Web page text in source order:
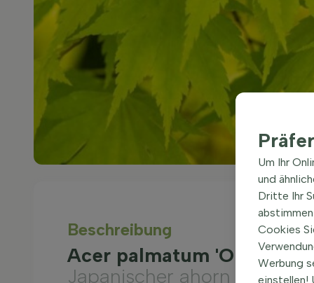
Beschreibung
Acer palmatum 'Orange
Japanischer ahorn
Um Ihr
und
Dritte Ihr
Cookies
Werbung
einstellen!